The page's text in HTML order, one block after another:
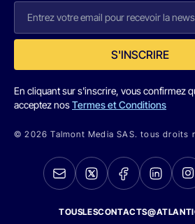
S'INSCRIRE
En cliquant sur s'inscrire, vous confirmez
acceptez nosTermes et Conditions
© 2026 Talmont Media SAS. tous droits